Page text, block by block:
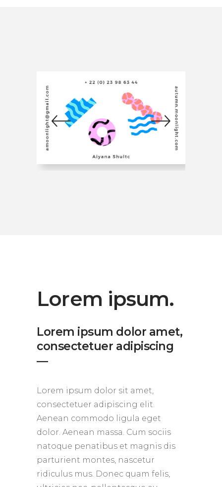
Lorem ipsum.
Lorem ipsum dolor amet,
consectetuer adipiscing
―
Lorem ipsum dolor sit amet,
consectetuer adipiscing elit.
Aenean commodo ligula eget
dolor. Aenean massa. Cum sociis
natoque penatibus et magnis dis
parturient montes, nascetur
ridiculus mus. Donec quam felis,